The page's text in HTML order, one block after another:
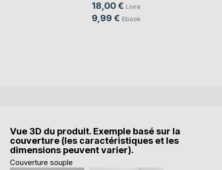
18,00 € Livre
9,99 € Ebook
Vue 3D du produit. Exemple basé sur la
couverture (les caractéristiques et les
dimensions peuvent varier).
Couverture souple